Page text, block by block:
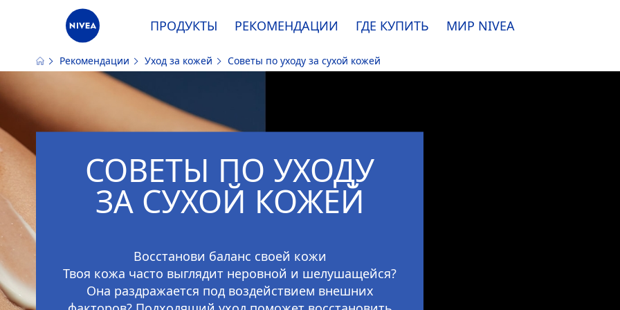
Наш сайт использует файлы cookie. Пожалуйста, ознакомьтесь синформацией по использованию файлов
ПРОДУКТЫ РЕКОМЕНДАЦИИ ГДЕ КУПИТЬ МИР NIVEA
Рекомендации Уход за кожей Советы по уходу за сухой кожей
СОВЕТЫ ПО УХОДУ
ЗА СУХОЙ КОЖЕЙ
Восстанови баланс своей кожи
Твоя кожа часто выглядит неровной и шелушащейся?
Она раздражается под воздействием внешних